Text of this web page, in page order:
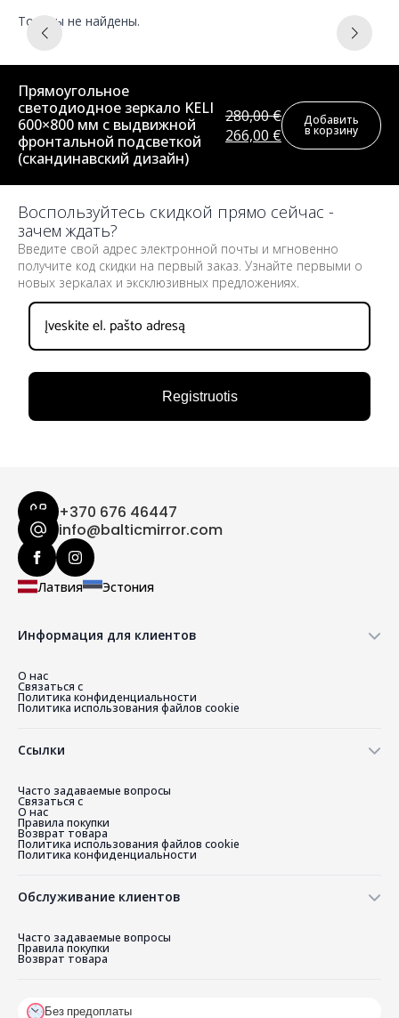
Товары не найдены.
Прямоугольное
светодиодное зеркало KELI
600×800 мм с выдвижной
фронтальной подсветкой
(скандинавский дизайн)
280,00€
Первоначальная
266,00 €Текущая
цена:
Добавить
в корзину
Воспользуйтесь скидкой прямо сейчас -
зачем ждать?
Введите свой адрес электронной почты и мгновенно
получите код скидки на первый заказ. Узнайте первыми о
новых зеркалах и эксклюзивных предложениях.
Registruotis
+370 676 46447
info@balticmirror.com
Латвия Эстония
Информация для клиентов
О нас
Связаться с
Политика конфиденциальности
Политика использования файлов cookie
Ссылки
Часто задаваемые вопросы
Связаться с
О нас
Правила покупки
Возврат товара
Политика использования файлов cookie
Политика конфиденциальности
Обслуживание клиентов
Часто задаваемые вопросы
Правила покупки
Возврат товара
Без предоплаты